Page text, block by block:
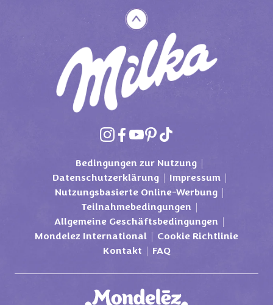
Bedingungen zur Nutzung
Datenschutzerklärung
Impressum
Nutzungsbasierte Online-Werbung
Teilnahmebedingungen
Allgemeine Geschäftsbedingungen
Mondelez International
Cookie Richtlinie
Kontakt
FAQ